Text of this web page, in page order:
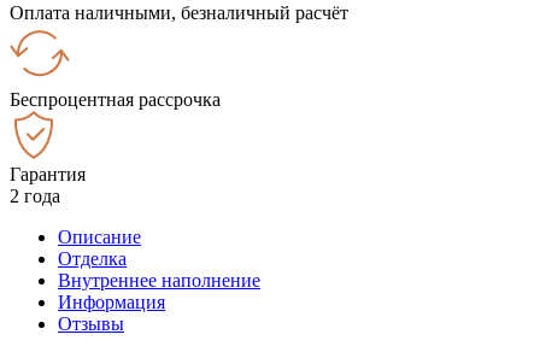
Оплата наличными, безналичный расчёт
Беспроцентная рассрочка
Гарантия
2 года
Описание
Отделка
Внутреннее наполнение
Информация
Отзывы